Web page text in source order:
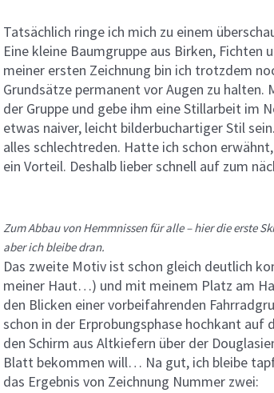
Tatsächlich ringe ich mich zu einem
Eine kleine Baumgruppe aus Birken,
meiner ersten Zeichnung bin ich trotzdem
Grundsätze permanent vor Augen zu halten.
der Gruppe und gebe ihm eine Stillarbeit im
etwas naiver, leicht bilderbuchartiger Stil
alles schlechtreden. Hatte ich schon
ein Vorteil. Deshalb lieber schnell auf zum
Zum Abbau von Hemmnissen für alle – hier die erste
aber ich bleibe dran.
Das zweite Motiv ist schon gleich deutlich
meiner Haut…) und mit meinem Platz am
den Blicken einer vorbeifahrenden
schon in der Erprobungsphase hochkant auf
den Schirm aus Altkiefern über der
Blatt bekommen will… Na gut, ich bleibe
das Ergebnis von Zeichnung Nummer zwei: